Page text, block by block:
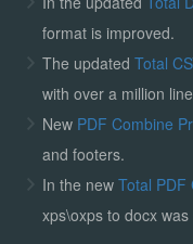
format is improved.
The updated Total
with over a million
New PDF Combine
and footers.
In the new Total PDF
xps\oxps to docx